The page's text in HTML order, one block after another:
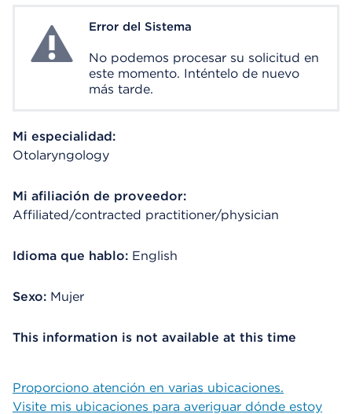
System ErrorError del Sistema
No podemos procesar su solicitud en
este momento. Inténtelo de nuevo
más tarde.
Mi especialidad:
Otolaryngology
Mi afiliación de proveedor:
Affiliated/contracted practitioner/physician
Idioma que hablo: English
Sexo: Mujer
This information is not available at this time
Proporciono atención en varias ubicaciones.
Visite mis ubicaciones para averiguar dónde estoy